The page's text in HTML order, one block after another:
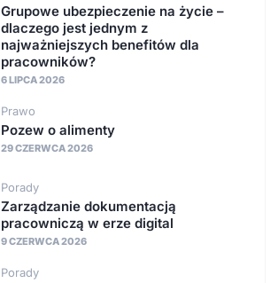
Grupowe ubezpieczenie na życie –
dlaczego jest jednym z
najważniejszych benefitów dla
pracowników?
6 LIPCA 2026
Prawo
Pozew o alimenty
29 CZERWCA 2026
Porady
Zarządzanie dokumentacją
pracowniczą w erze digital
9 CZERWCA 2026
Porady